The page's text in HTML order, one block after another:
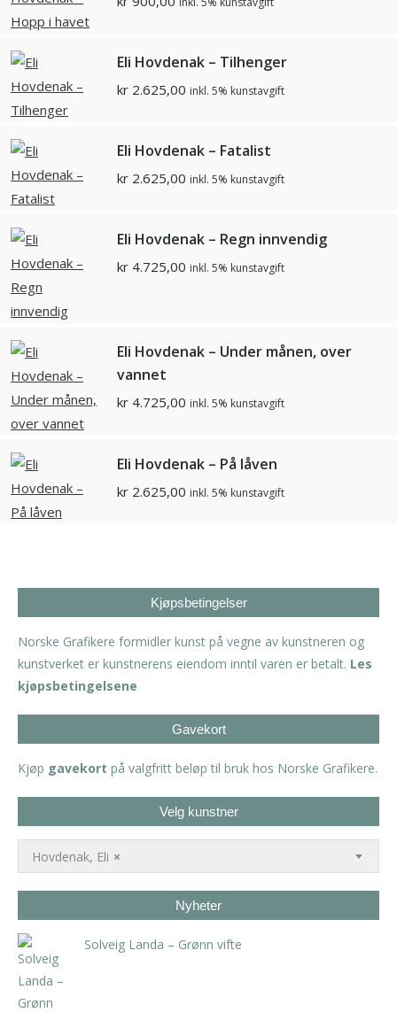
Eli Hovdenak – Tilhenger
kr 2.625,00 inkl. 5% kunstavgift
Eli Hovdenak – Fatalist
kr 2.625,00 inkl. 5% kunstavgift
Eli Hovdenak – Regn innvendig
kr 4.725,00 inkl. 5% kunstavgift
Eli Hovdenak – Under månen, over
vannet
kr 4.725,00 inkl. 5% kunstavgift
Eli Hovdenak – På låven
kr 2.625,00 inkl. 5% kunstavgift
Kjøpsbetingelser
Norske Grafikere formidler kunst på vegne av kunstneren og
kunstverket er kunstnerens eiendom inntil varen er betalt. Les
kjøpsbetingelsene
Gavekort
Kjøp gavekort på valgfritt beløp til bruk hos Norske Grafikere.
Velg kunstner
×
Hovdenak, Eli
Nyheter
Solveig Landa – Grønn vifte